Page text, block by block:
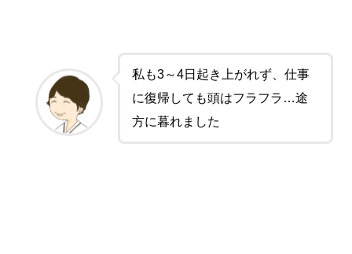
私も3～4日起き上がれず、仕事
に復帰しても頭はフラフラ…途
方に暮れました